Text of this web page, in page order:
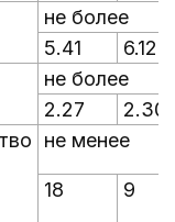
не более
5.41
6.12
не более
2.27
2.30
не менее
18 9